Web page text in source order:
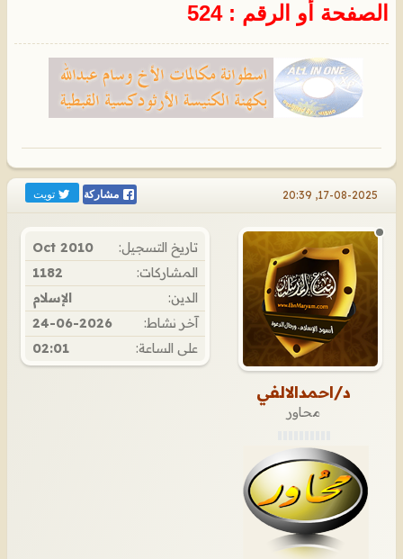
الصفحة أو الرقم : 524
17-08-2025, 20:39 مشاركة تويت
د/احمدالالفي
محاور
تاريخ التسجيل:
Oct 2010
المشاركات:
1182
الدين:
الإسلام
آخر نشاط:
24-06-2026
على الساعة:
02:01